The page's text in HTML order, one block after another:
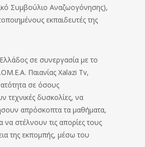
Συμβούλιο Αναζωογόνησης),
εκπαιδευτές της
σε συνεργασία με το
Παιανίας Xalazi Tv,
σε όσους
τεχνικές δυσκολίες, να
απρόσκοπτα τα μαθήματα,
να στέλνουν τις απορίες τους
της εκπομπής, μέσω του